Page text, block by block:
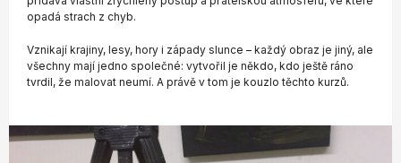
opadá strach z chyb.
Vznikají krajiny, lesy, hory i západy slunce – každý obraz je jiný, ale
všechny mají jedno společné: vytvořil je někdo, kdo ještě ráno
tvrdil, že malovat neumí. A právě v tom je kouzlo těchto kurzů.